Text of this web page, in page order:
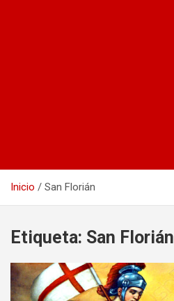
Inicio San Florián
Etiqueta: San Florián